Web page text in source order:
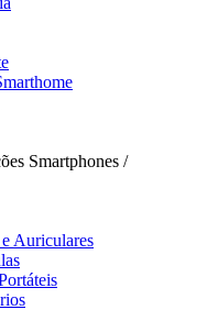
Smartphones /
Auriculares